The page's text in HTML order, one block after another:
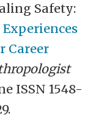
Safety:
Career
ISSN 1548-